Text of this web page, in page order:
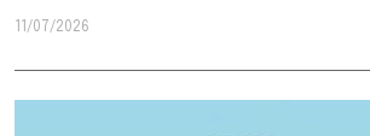
11/07/2026